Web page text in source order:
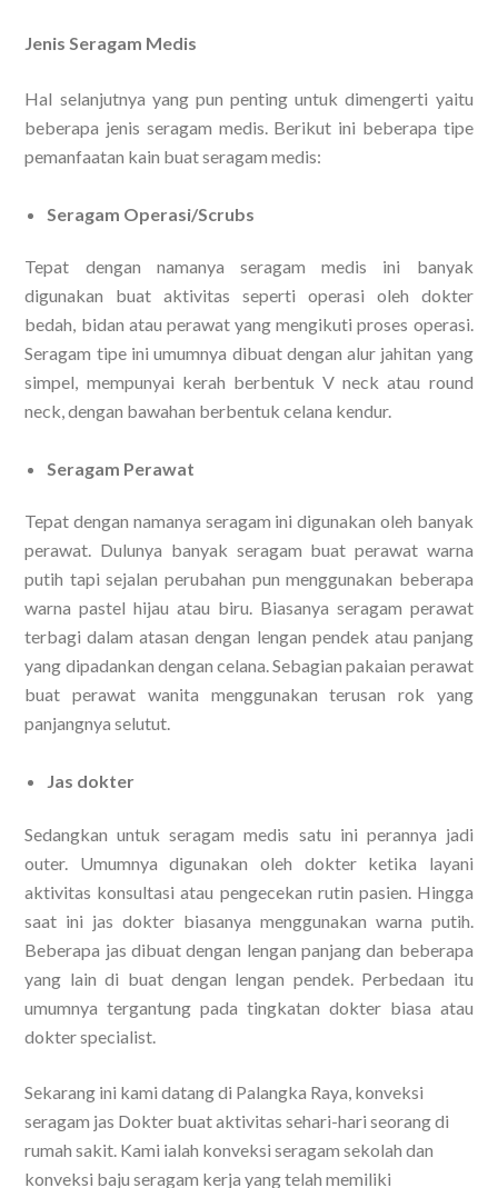
Jenis Seragam Medis
Hal selanjutnya yang pun penting untuk dimengerti yaitu
beberapa jenis seragam medis. Berikut ini beberapa tipe
pemanfaatan kain buat seragam medis:
Seragam Operasi/Scrubs
Tepat dengan namanya seragam medis ini banyak
digunakan buat aktivitas seperti operasi oleh dokter
bedah, bidan atau perawat yang mengikuti proses operasi.
Seragam tipe ini umumnya dibuat dengan alur jahitan yang
simpel, mempunyai kerah berbentuk V neck atau round
neck, dengan bawahan berbentuk celana kendur.
Seragam Perawat
Tepat dengan namanya seragam ini digunakan oleh banyak
perawat. Dulunya banyak seragam buat perawat warna
putih tapi sejalan perubahan pun menggunakan beberapa
warna pastel hijau atau biru. Biasanya seragam perawat
terbagi dalam atasan dengan lengan pendek atau panjang
yang dipadankan dengan celana. Sebagian pakaian perawat
buat perawat wanita menggunakan terusan rok yang
panjangnya selutut.
Jas dokter
Sedangkan untuk seragam medis satu ini perannya jadi
outer. Umumnya digunakan oleh dokter ketika layani
aktivitas konsultasi atau pengecekan rutin pasien. Hingga
saat ini jas dokter biasanya menggunakan warna putih.
Beberapa jas dibuat dengan lengan panjang dan beberapa
yang lain di buat dengan lengan pendek. Perbedaan itu
umumnya tergantung pada tingkatan dokter biasa atau
dokter specialist.
Sekarang ini kami datang di Palangka Raya, konveksi
seragam jas Dokter buat aktivitas sehari-hari seorang di
rumah sakit. Kami ialah konveksi seragam sekolah dan
konveksi baju seragam kerja yang telah memiliki